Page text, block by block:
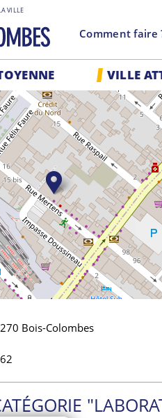
VILLE
Comment faire
VILLE
Bois-Colombes